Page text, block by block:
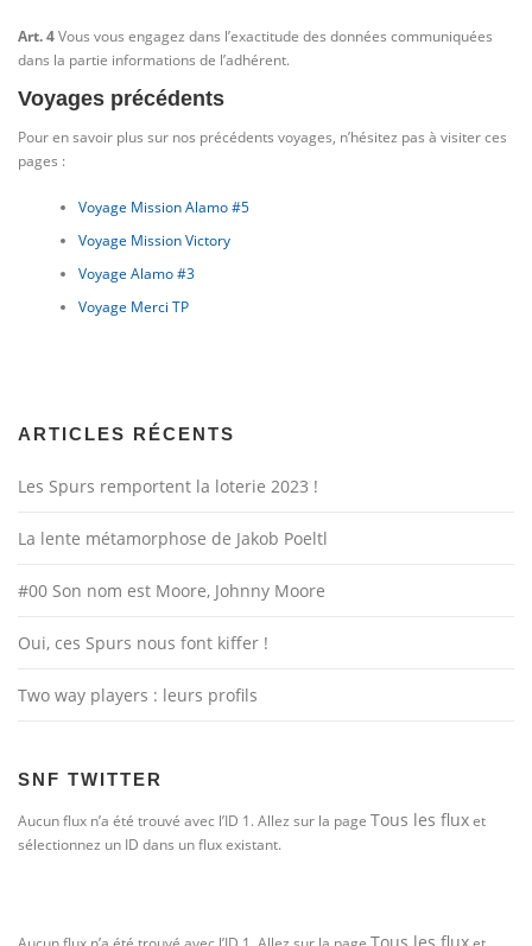
Art. 4Vous vous engagez dans l’exactitude des données communiquées
dans la partie informations de l’adhérent.
Voyages précédents
Pour en savoir plus sur nos précédents voyages, n’hésitez pas à visiter ces
pages :
Voyage Mission Alamo #5
Voyage Mission Victory
Voyage Alamo #3
Voyage Merci TP
ARTICLES RÉCENTS
Les Spurs remportent la loterie 2023 !
La lente métamorphose de Jakob Poeltl
#00 Son nom est Moore, Johnny Moore
Oui, ces Spurs nous font kiffer !
Two way players : leurs profils
SNF TWITTER
Aucun flux n’a été trouvé avec l’ID 1. Allez sur la page Tous les fluxet
sélectionnez un ID dans un flux existant.